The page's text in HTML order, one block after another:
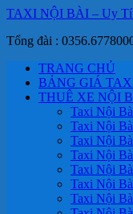
TAXI NỘI BÀI – Uy
Tổng đài :
TRANG CHỦ
BẢNG GIÁ
THUÊ XE NỘI
Taxi Nội
Taxi Nội
Taxi Nội
Taxi Nội
Taxi Nội
Taxi Nội
Taxi Nội